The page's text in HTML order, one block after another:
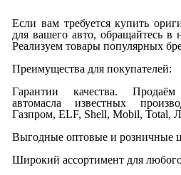
Если вам требуется купить
для вашего авто, обращайтесь
Реализуем товары популярных
Преимущества для покупателей:
Гарантии качества.
автомасла известных
Газпром, ELF, Shell, Mobil, Total,
Выгодные оптовые и розничные
Широкий ассортимент для любого